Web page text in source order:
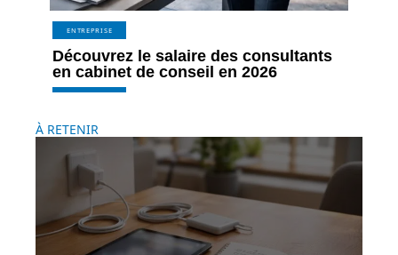
ENTREPRISE
Découvrez le salaire des consultants
en cabinet de conseil en 2026
À RETENIR